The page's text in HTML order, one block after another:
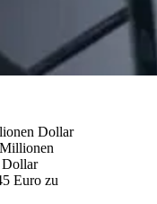
Dollar
Euro zu